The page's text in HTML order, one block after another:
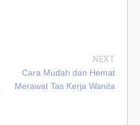
NEXT
Cara Mudah dan Hemat
Merawat Tas Kerja Wanita